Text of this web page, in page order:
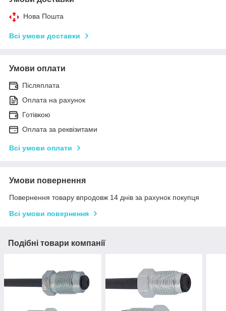
Нова Пошта
Всі умови доставки
Умови оплати
Післяплата
Оплата на рахунок
Готівкою
Оплата за реквізитами
Всі умови оплати
Умови повернення
Повернення товару впродовж 14 днів за рахунок покупця
Всі умови повернення
Подібні товари компанії